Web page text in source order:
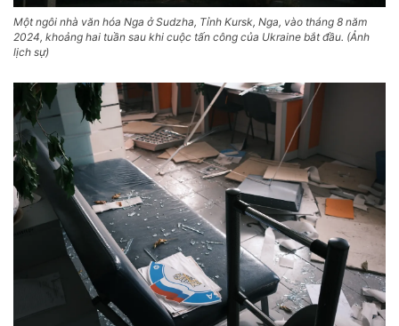
Một ngôi nhà văn hóa Nga ở Sudzha, Tỉnh Kursk, Nga, vào tháng 8 năm
2024, khoảng hai tuần sau khi cuộc tấn công của Ukraine bắt đầu. (Ảnh
lịch sự)